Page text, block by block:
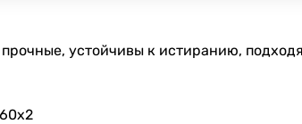
устойчивы к истиранию,